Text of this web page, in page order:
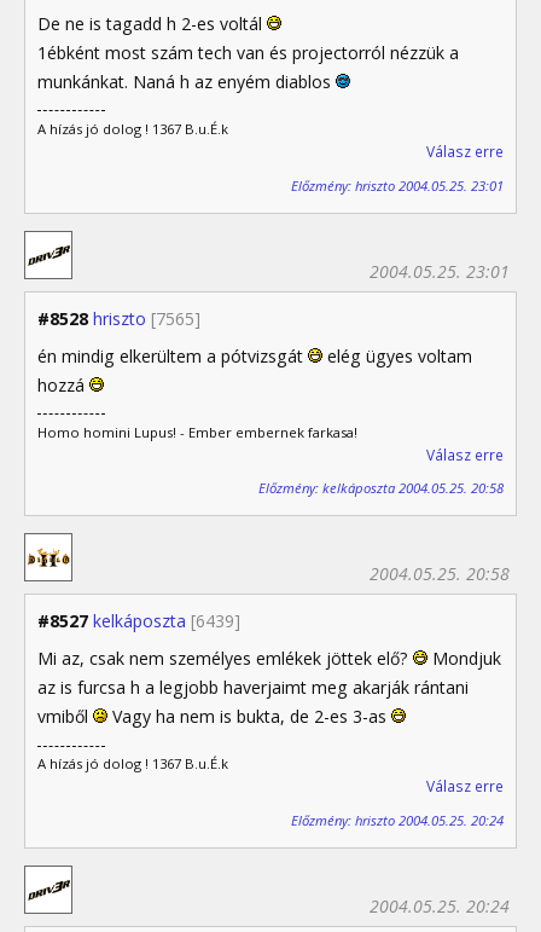
De ne is tagadd h 2-es voltál
1ébként most szám tech van és projectorról nézzük a
munkánkat. Naná h az enyém diablos
A hízás jó dolog ! 1367 B.u.É.k
Válasz erre
Előzmény: hriszto 2004.05.25. 23:01
#8528 hriszto [7565]
2004.05.25. 23:01
én mindig elkerültem a pótvizsgát
elég ügyes voltam
hozzá
Homo homini Lupus! - Ember embernek farkasa!
Válasz erre
Előzmény: kelkáposzta 2004.05.25. 20:58
#8527 kelkáposzta [6439]
2004.05.25. 20:58
Mi az, csak nem személyes emlékek jöttek elő?
Mondjuk
az is furcsa h a legjobb haverjaimt meg akarják rántani
vmiből
Vagy ha nem is bukta, de 2-es 3-as
A hízás jó dolog ! 1367 B.u.É.k
Válasz erre
Előzmény: hriszto 2004.05.25. 20:24
2004.05.25. 20:24